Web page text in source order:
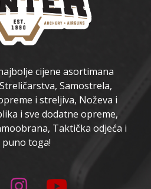
cijene asortimana
Samostrela,
i streljiva, Noževa i
i sve dodatne opreme,
Taktička odjeća i
puno toga!